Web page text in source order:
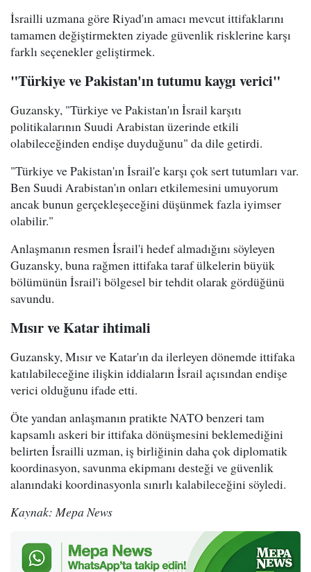
İsrailli uzmana göre Riyad'ın amacı mevcut ittifaklarını
tamamen değiştirmekten ziyade güvenlik risklerine karşı
farklı seçenekler geliştirmek.
"Türkiye ve Pakistan'ın tutumu kaygı verici"
Guzansky, "Türkiye ve Pakistan'ın İsrail karşıtı
politikalarının Suudi Arabistan üzerinde etkili
olabileceğinden endişe duyduğunu" da dile getirdi.
"Türkiye ve Pakistan'ın İsrail'e karşı çok sert tutumları var.
Ben Suudi Arabistan'ın onları etkilemesini umuyorum
ancak bunun gerçekleşeceğini düşünmek fazla iyimser
olabilir."
Anlaşmanın resmen İsrail'i hedef almadığını söyleyen
Guzansky, buna rağmen ittifaka taraf ülkelerin büyük
bölümünün İsrail'i bölgesel bir tehdit olarak gördüğünü
savundu.
Mısır ve Katar ihtimali
Guzansky, Mısır ve Katar'ın da ilerleyen dönemde ittifaka
katılabileceğine ilişkin iddiaların İsrail açısından endişe
verici olduğunu ifade etti.
Öte yandan anlaşmanın pratikte NATO benzeri tam
kapsamlı askeri bir ittifaka dönüşmesini beklemediğini
belirten İsrailli uzman, iş birliğinin daha çok diplomatik
koordinasyon, savunma ekipmanı desteği ve güvenlik
alanındaki koordinasyonla sınırlı kalabileceğini söyledi.
Kaynak: Mepa News